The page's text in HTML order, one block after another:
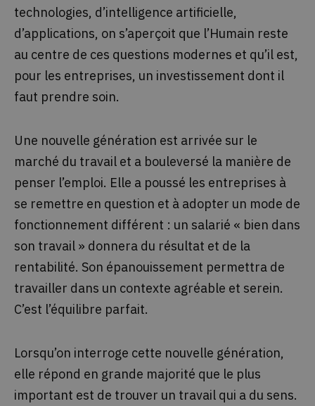
technologies, d’intelligence artificielle,
d’applications, on s’aperçoit que l’Humain reste
au centre de ces questions modernes et qu’il est,
pour les entreprises, un investissement dont il
faut prendre soin.
Une nouvelle génération est arrivée sur le
marché du travail et a bouleversé la manière de
penser l’emploi. Elle a poussé les entreprises à
se remettre en question et à adopter un mode de
fonctionnement différent : un salarié « bien dans
son travail » donnera du résultat et de la
rentabilité. Son épanouissement permettra de
travailler dans un contexte agréable et serein.
C’est l’équilibre parfait.
Lorsqu’on interroge cette nouvelle génération,
elle répond en grande majorité que le plus
important est de trouver un travail qui a du sens.